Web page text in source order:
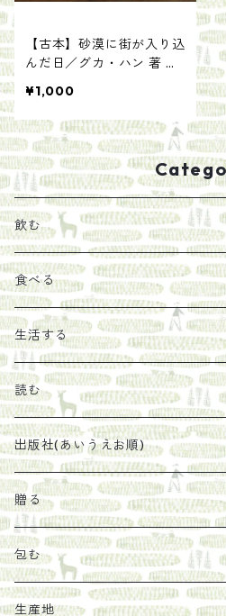
【古本】砂漠に街が入り込
んだ日／グカ・ハン 著 原
¥1,000
飲む
お茶
エキス
珈琲豆
太山寺珈琲焙煎室
食べる
ジャム
うめぼし
塩
オリーブオイル
その他
マスコバド糖
生活する
エコラップ
石けん
ヘチマたわし
陶器
馬目隆宏
絵
読む
刊行から時間が経ったけれど、長
贈り物に勧めたい絵本
紀伊半島ブックマルシェ関連本
らくだ舎出帆室の参考本など
出版社(あいうえお順)
らくだ舎出帆室
リトルプレス
mario books
海外出版社
贈る
包装
ギフトセット
包む
生産地